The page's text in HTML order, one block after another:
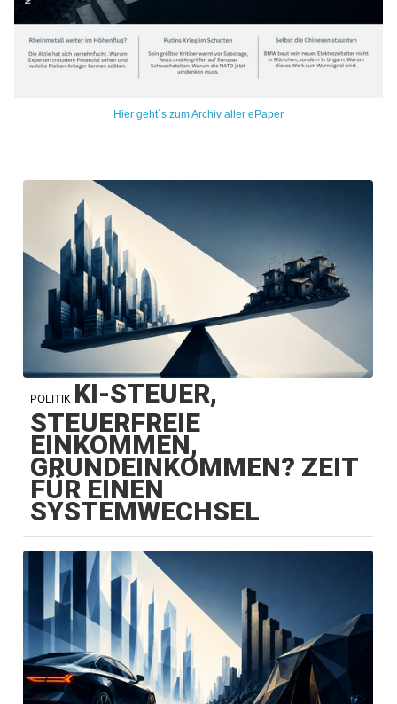
Hier geht´s zum Archiv aller ePaper
POLITIK KI-STEUER,
STEUERFREIE
EINKOMMEN,
GRUNDEINKOMMEN? ZEIT
FÜR EINEN
SYSTEMWECHSEL